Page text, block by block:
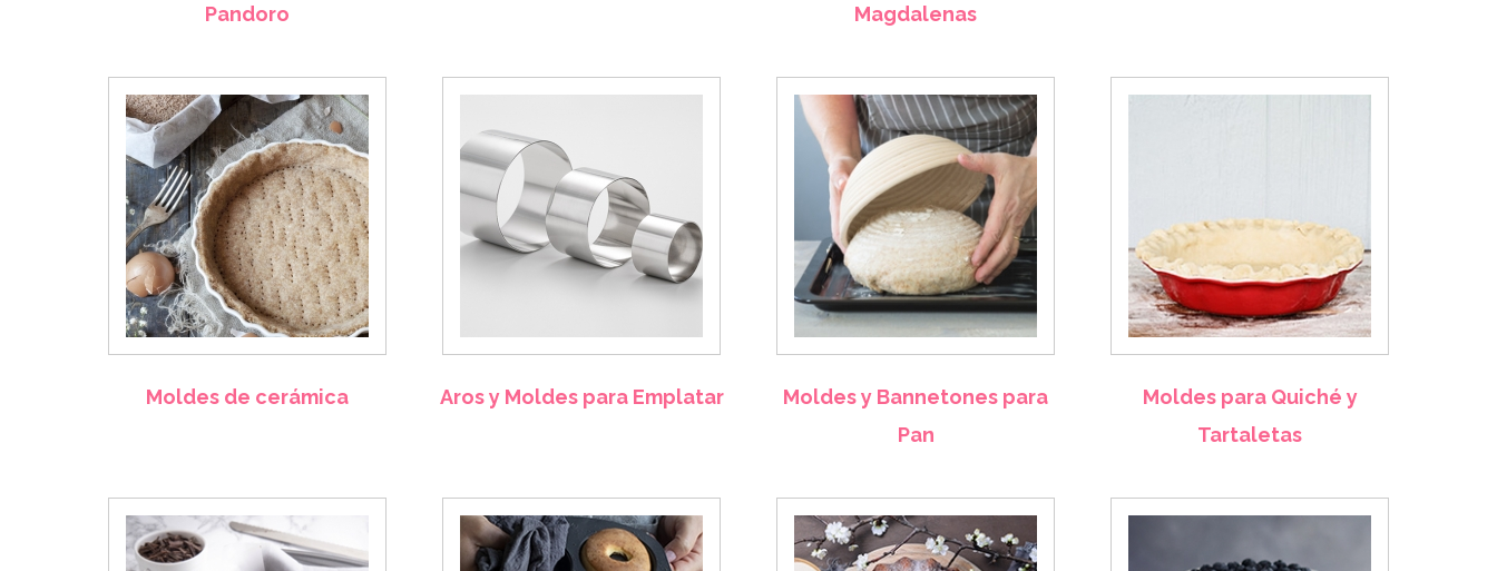
Pandoro
Magdalenas
Moldes de cerámica Aros y Moldes para Emplatar
Moldes y Bannetones para
Pan
Moldes para Quiché y
Tartaletas